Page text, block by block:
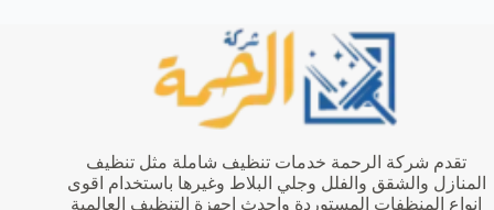
تقدم شركة الرحمة خدمات تنظيف شاملة مثل تنظيف
المنازل والشقق والفلل وجلي البلاط وغيرها باستخدام اقوى
انواع المنظفات المستوردة واحدث اجهزة التنظيف العالمية